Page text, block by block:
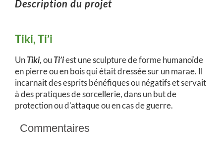
Description du projet
Tiki, Ti’i
UnTiki,ouTi’iest une sculpture de forme humanoïde
en pierre ou en bois qui était dressée sur un marae. Il
incarnait des esprits bénéfiques ou négatifs et servait
à des pratiques de sorcellerie, dans un but de
protection ou d’attaque ou en cas de guerre.
Commentaires